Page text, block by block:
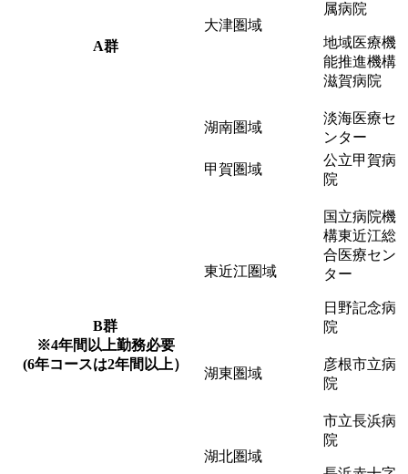
A群
大津圏域
属病院
地域医療機
能推進機構
滋賀病院
湖南圏域
淡海医療セ
ンター
B群
※4年間以上勤務必要
(6年コースは2年間以上）
甲賀圏域
公立甲賀病
院
東近江圏域
国立病院機
構東近江総
合医療セン
ター
日野記念病
院
湖東圏域
彦根市立病
院
湖北圏域
市立長浜病
院